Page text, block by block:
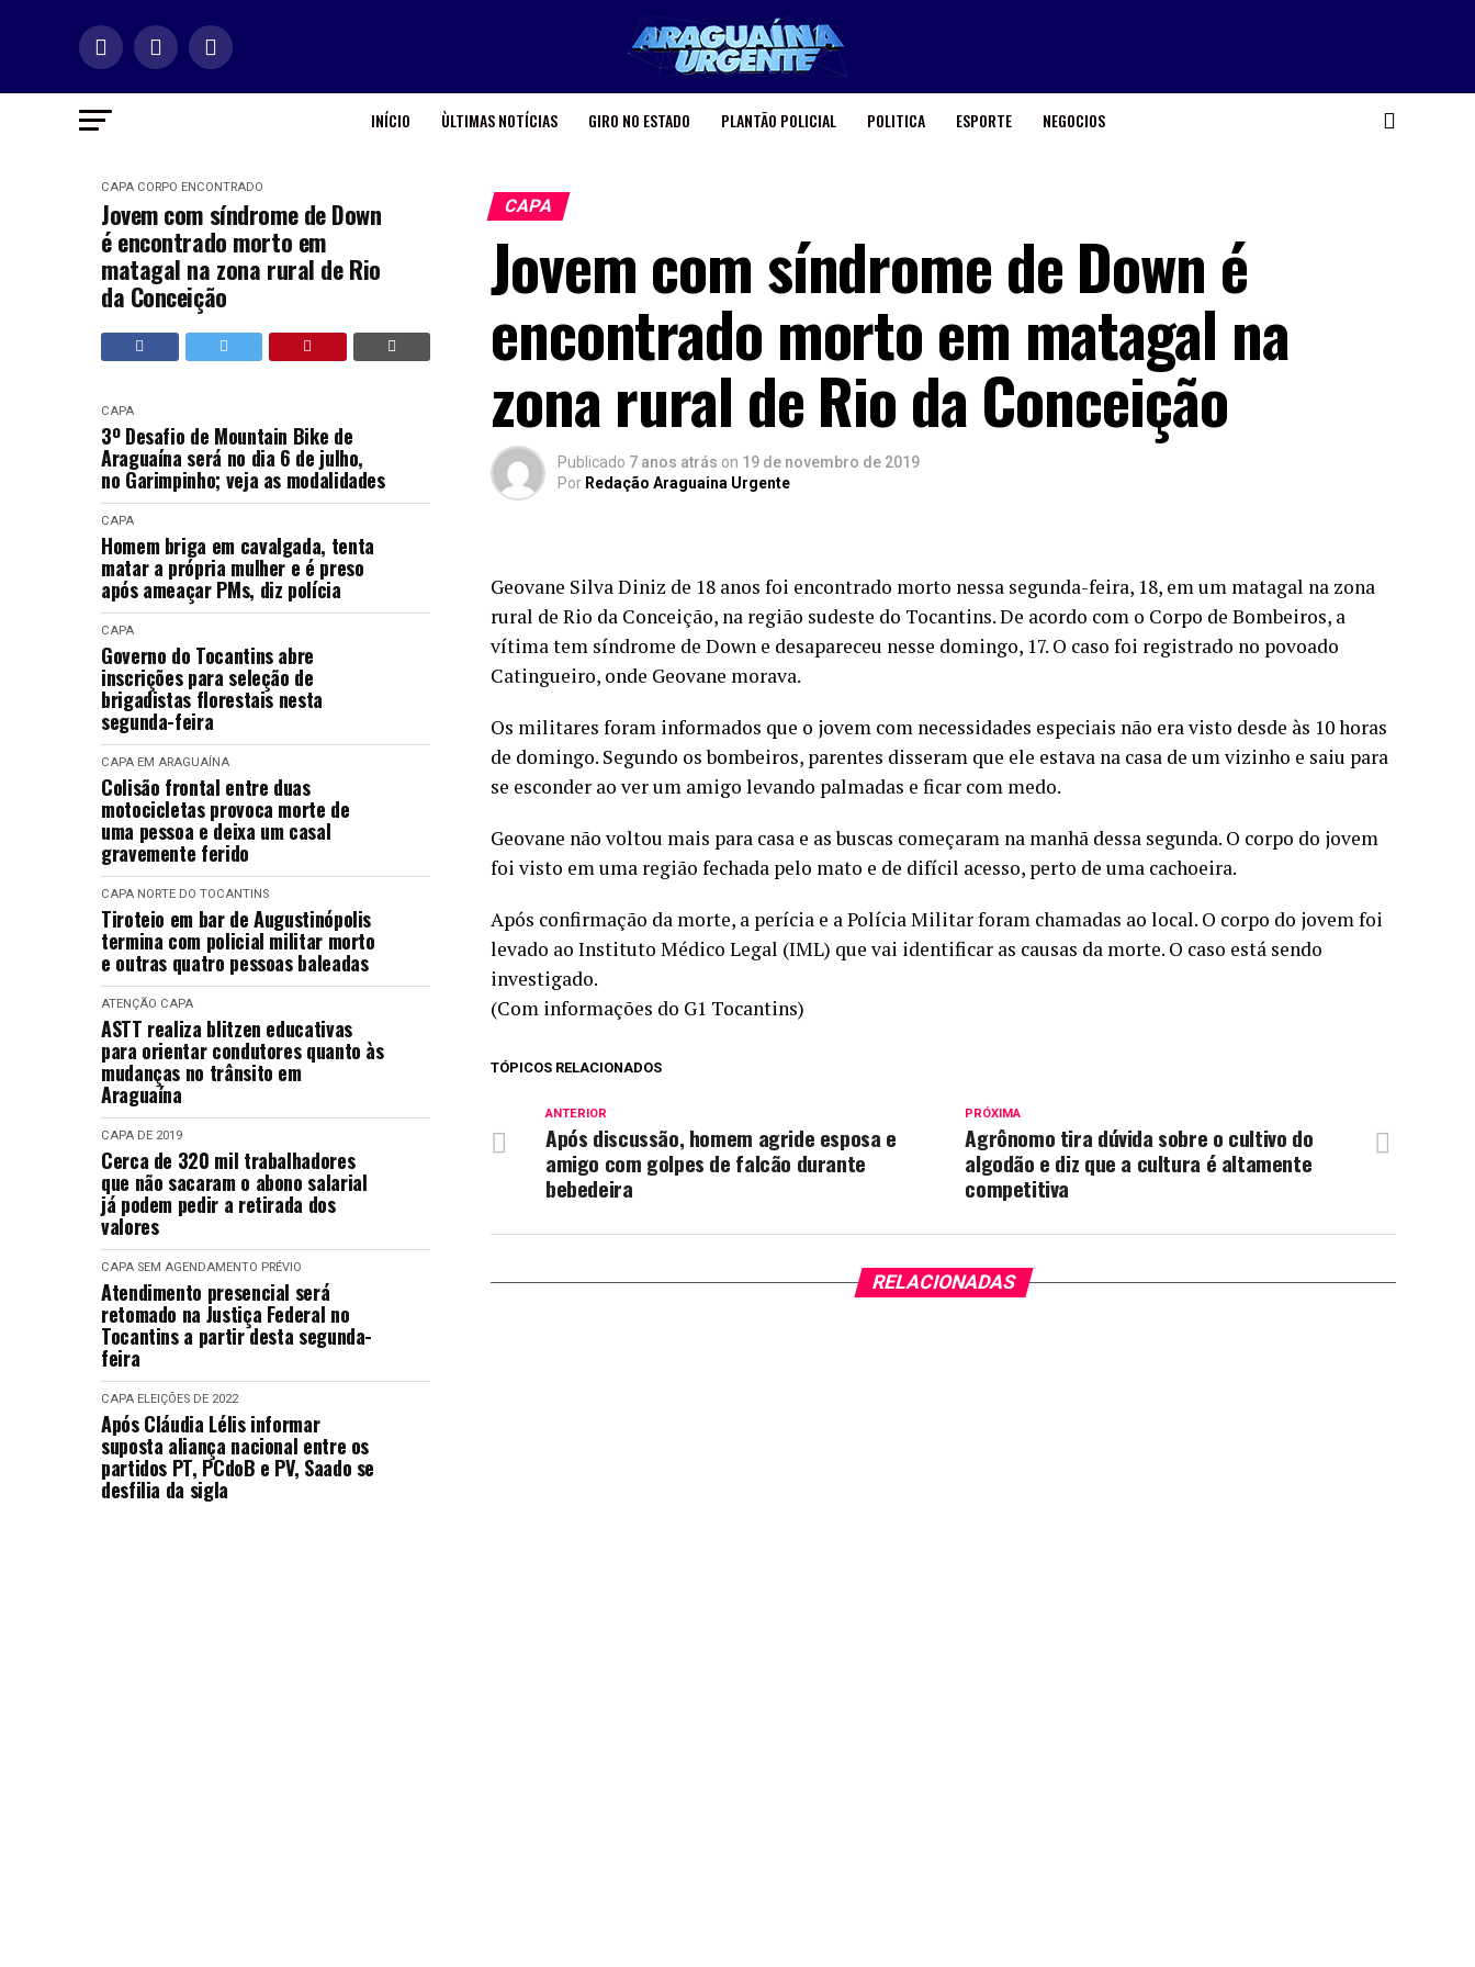
INÍCIO ÙLTIMAS NOTÍCIAS GIRO NO ESTADO PLANTÃO POLICIAL POLITICA ESPORTE NEGOCIOS
CAPA CORPO ENCONTRADO
Jovem com síndrome de Down
é encontrado morto em
matagal na zona rural de Rio
da Conceição
CAPA
3º Desafio de Mountain Bike de
Araguaína será no dia 6 de julho,
no Garimpinho; veja as modalidades
CAPA
Homem briga em cavalgada, tenta
matar a própria mulher e é preso
após ameaçar PMs, diz polícia
CAPA
Governo do Tocantins abre
inscrições para seleção de
brigadistas florestais nesta
segunda-feira
CAPA EM ARAGUAÍNA
Colisão frontal entre duas
motocicletas provoca morte de
uma pessoa e deixa um casal
gravemente ferido
CAPA NORTE DO TOCANTINS
Tiroteio em bar de Augustinópolis
termina com policial militar morto
e outras quatro pessoas baleadas
ATENÇÃO CAPA
ASTT realiza blitzen educativas
para orientar condutores quanto às
mudanças no trânsito em
Araguaína
CAPA DE 2019
Cerca de 320 mil trabalhadores
que não sacaram o abono salarial
já podem pedir a retirada dos
valores
CAPA SEM AGENDAMENTO PRÉVIO
Atendimento presencial será
retomado na Justiça Federal no
Tocantins a partir desta segunda-
feira
CAPA ELEIÇÕES DE 2022
Após Cláudia Lélis informar
suposta aliança nacional entre os
partidos PT, PCdoB e PV, Saado se
desfilia da sigla
CAPA
Jovem com síndrome de Down é
encontrado morto em matagal na
zona rural de Rio da Conceição
Publicado 7 anos atrás on 19 de novembro de 2019
Por Redação Araguaina Urgente
Geovane Silva Diniz de 18 anos foi encontrado morto nessa segunda-feira, 18, em um matagal na zona
rural de Rio da Conceição, na região sudeste do Tocantins. De acordo com o Corpo de Bombeiros, a
vítima tem síndrome de Down e desapareceu nesse domingo, 17. O caso foi registrado no povoado
Catingueiro, onde Geovane morava.
Os militares foram informados que o jovem com necessidades especiais não era visto desde às 10 horas
de domingo. Segundo os bombeiros, parentes disseram que ele estava na casa de um vizinho e saiu para
se esconder ao ver um amigo levando palmadas e ficar com medo.
Geovane não voltou mais para casa e as buscas começaram na manhã dessa segunda. O corpo do jovem
foi visto em uma região fechada pelo mato e de difícil acesso, perto de uma cachoeira.
Após confirmação da morte, a perícia e a Polícia Militar foram chamadas ao local. O corpo do jovem foi
levado ao Instituto Médico Legal (IML) que vai identificar as causas da morte. O caso está sendo
investigado.
(Com informações do G1 Tocantins)
TÓPICOS RELACIONADOS
PRÓXIMA
Agrônomo tira dúvida sobre o cultivo do
algodão e diz que a cultura é altamente
competitiva
ANTERIOR
Após discussão, homem agride esposa e
amigo com golpes de falcão durante
bebedeira
RELACIONADAS